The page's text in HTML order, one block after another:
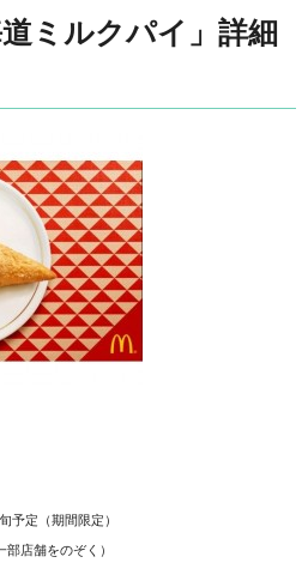
ミルクパイ」詳細
予定（期間限定）
部店舗をのぞく）